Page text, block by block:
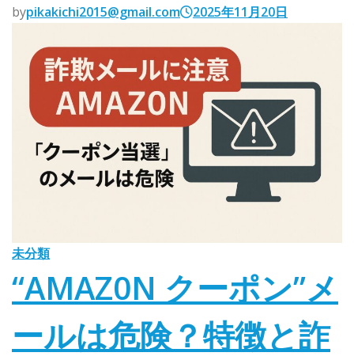
bypikakichi2015@gmail.com 2025年11月20日
未分類
“AMAZ0N クーポン”メ
ールは危険？特徴と詐